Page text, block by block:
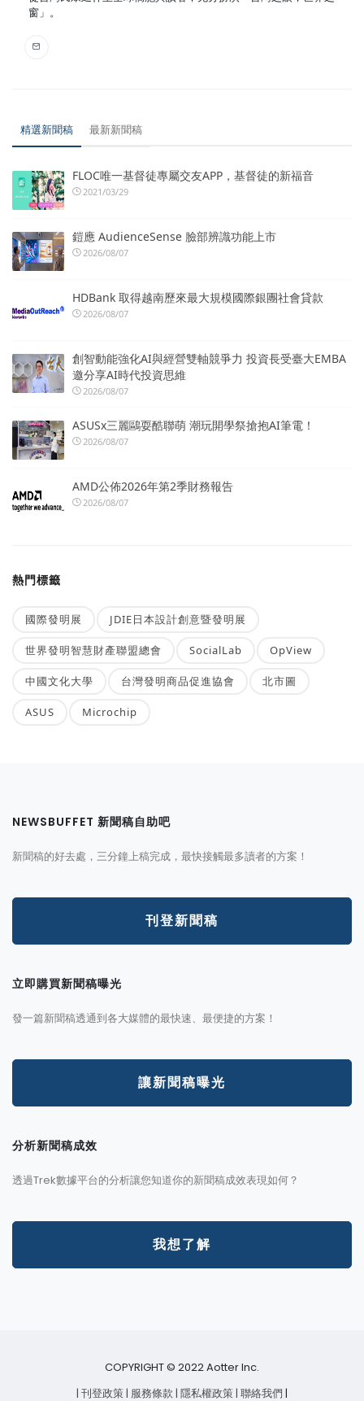
窗」。
精選新聞稿 最新新聞稿
FLOC唯一基督徒專屬交友APP，基督徒的新福音
2021/03/29
鎧應 AudienceSense 臉部辨識功能上市
2026/08/07
HDBank 取得越南歷來最大規模國際銀團社會貸款
2026/08/07
創智動能強化AI與經營雙軸競爭力 投資長受臺大EMBA
邀分享AI時代投資思維
2026/08/07
ASUSx三麗鷗耍酷聯萌 潮玩開學祭搶抱AI筆電！
2026/08/07
AMD公佈2026年第2季財務報告
2026/08/07
熱門標籤
國際發明展 JDIE日本設計創意暨發明展
世界發明智慧財產聯盟總會 SocialLab OpView
中國文化大學 台灣發明商品促進協會 北市圖
ASUS Microchip
NEWSBUFFET 新聞稿自助吧
新聞稿的好去處，三分鐘上稿完成，最快接觸最多讀者的方案！
刊登新聞稿
立即購買新聞稿曝光
發一篇新聞稿透通到各大媒體的最快速、最便捷的方案！
讓新聞稿曝光
分析新聞稿成效
透過Trek數據平台的分析讓您知道你的新聞稿成效表現如何？
我想了解
COPYRIGHT © 2022 Aotter Inc.
| 刊登政策 | 服務條款 | 隱私權政策 | 聯絡我們 |